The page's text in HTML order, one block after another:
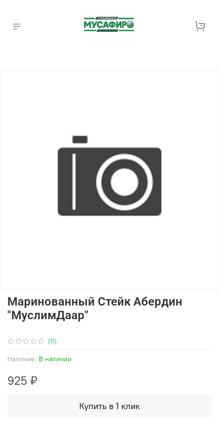
(0)
Наличие: В наличии
Маринованный Стейк Абердин
"МуслимДаар"
925 ₽
Купить в 1 клик